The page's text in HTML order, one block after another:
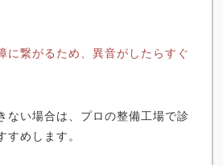
に繋がるため、異音がしたらすぐ
ない場合は、プロの整備工場で診
めします。